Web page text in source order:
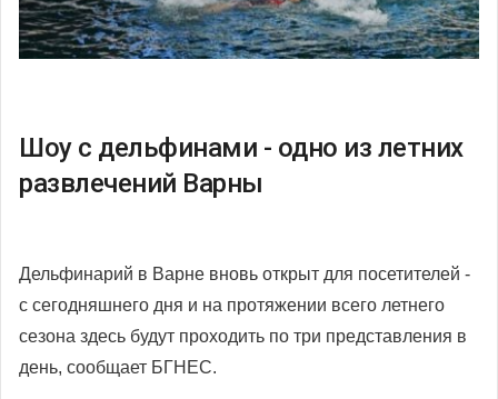
Шоу с дельфинами - одно из летних
развлечений Варны
Дельфинарий в Варне вновь открыт для посетителей -
с сегодняшнего дня и на протяжении всего летнего
сезона здесь будут проходить по три представления в
день, сообщает БГНЕС.